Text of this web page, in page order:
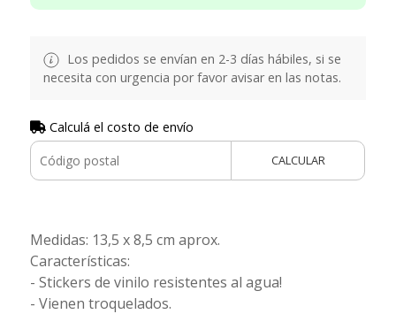
Los pedidos se envían en 2-3 días hábiles, si se
necesita con urgencia por favor avisar en las notas.
Calculá el costo de envío
CALCULAR
Medidas: 13,5 x 8,5 cm aprox.
Características:
- Stickers de vinilo resistentes al agua!
- Vienen troquelados.